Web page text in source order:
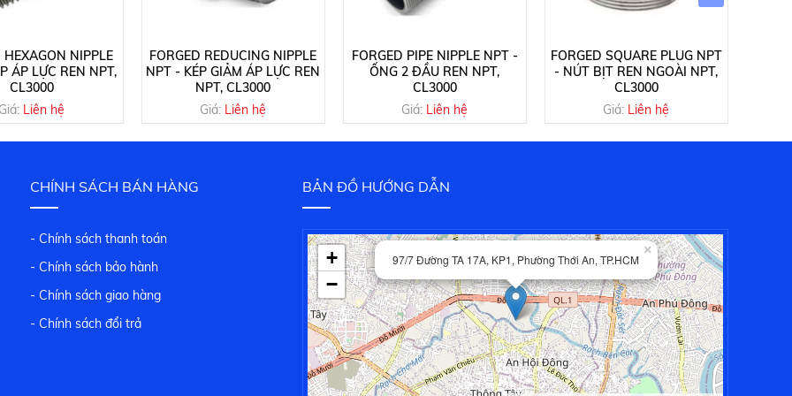
HEXAGON NIPPLE
ÁP LỰC REN NPT,
CL3000
Giá: Liên hệ
FORGED REDUCING NIPPLE
NPT - KÉP GIẢM ÁP LỰC REN
NPT, CL3000
Giá: Liên hệ
FORGED PIPE NIPPLE NPT -
ỐNG 2 ĐẦU REN NPT,
CL3000
Giá: Liên hệ
FORGED SQUARE PLUG NPT
- NÚT BỊT REN NGOÀI NPT,
CL3000
Giá: Liên hệ
CHÍNH SÁCH BÁN HÀNG
- Chính sách thanh toán
- Chính sách bảo hành
- Chính sách giao hàng
- Chính sách đổi trả
BẢN ĐỒ HƯỚNG DẪN
97/7 Đường TA 17A, KP1, Phường Thới An, TP.HCM
×
+
−